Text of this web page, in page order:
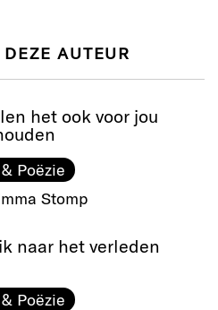
AUTEUR
het ook voor jou
Poëzie
Stomp
naar het verleden
Poëzie